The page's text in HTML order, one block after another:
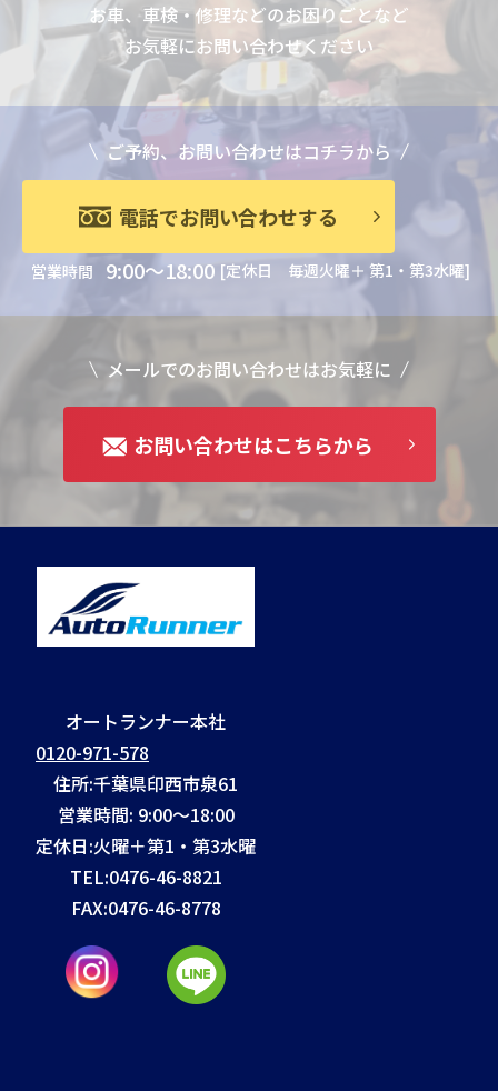
お車、車検・修理などのお困りごとなど
お気軽にお問い合わせください
ご予約、お問い合わせはコチラから
電話でお問い合わせする
営業時間 9:00～18:00 [定休日 毎週火曜＋ 第1・第3水曜]
メールでのお問い合わせはお気軽に
お問い合わせはこちらから
オートランナー本社
0120-971-578
住所:千葉県印西市泉61
営業時間: 9:00～18:00
定休日:火曜＋第1・第3水曜
TEL:0476-46-8821
FAX:0476-46-8778